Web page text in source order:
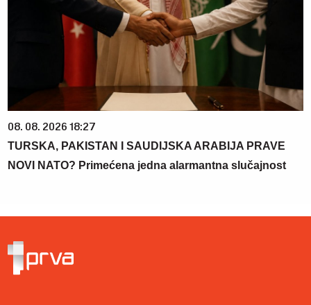
08. 08. 2026 18:27
TURSKA, PAKISTAN I SAUDIJSKA ARABIJA PRAVE
NOVI NATO? Primećena jedna alarmantna slučajnost